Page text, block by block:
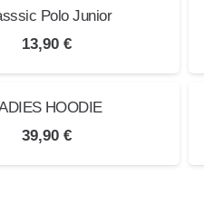
Polo Junior
13,90 €
HOODIE
39,90 €